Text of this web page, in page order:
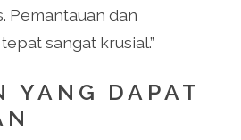
Pemantauan dan
sangat krusial.”
YANG DAPAT